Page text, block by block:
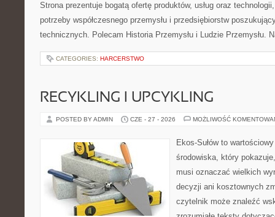
Strona prezentuje bogatą ofertę produktów, usług oraz
potrzeby współczesnego przemysłu i przedsiębiorstw
technicznych. Polecam Historia Przemysłu i Ludzie Przemysłu.
CATEGORIES: HARCERSTWO
RECYKLING I UPCYKLING
POSTED BY ADMIN CZE - 27 - 2026 MOŻLIWOŚĆ
Ekos-Sułów to
środowiska, który
musi oznaczać wielkich
decyzji ani kosztownych
czytelnik może znaleźć